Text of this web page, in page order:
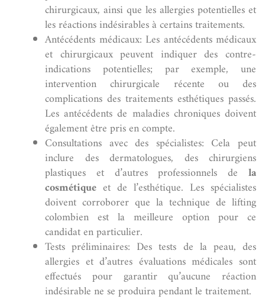
chirurgicaux, ainsi que les allergies potentielles et
les réactions indésirables à certains traitements.
Antécédents médicaux: Les antécédents médicaux
et chirurgicaux peuvent indiquer des contre-
indications potentielles; par exemple, une
intervention chirurgicale récente ou des
complications des traitements esthétiques passés.
Les antécédents de maladies chroniques doivent
également être pris en compte.
Consultations avec des spécialistes: Cela peut
inclure des dermatologues, des chirurgiens
plastiques et d’autres professionnels de la
cosmétique et de l’esthétique. Les spécialistes
doivent corroborer que la technique de lifting
colombien est la meilleure option pour ce
candidat en particulier.
Tests préliminaires: Des tests de la peau, des
allergies et d’autres évaluations médicales sont
effectués pour garantir qu’aucune réaction
indésirable ne se produira pendant le traitement.